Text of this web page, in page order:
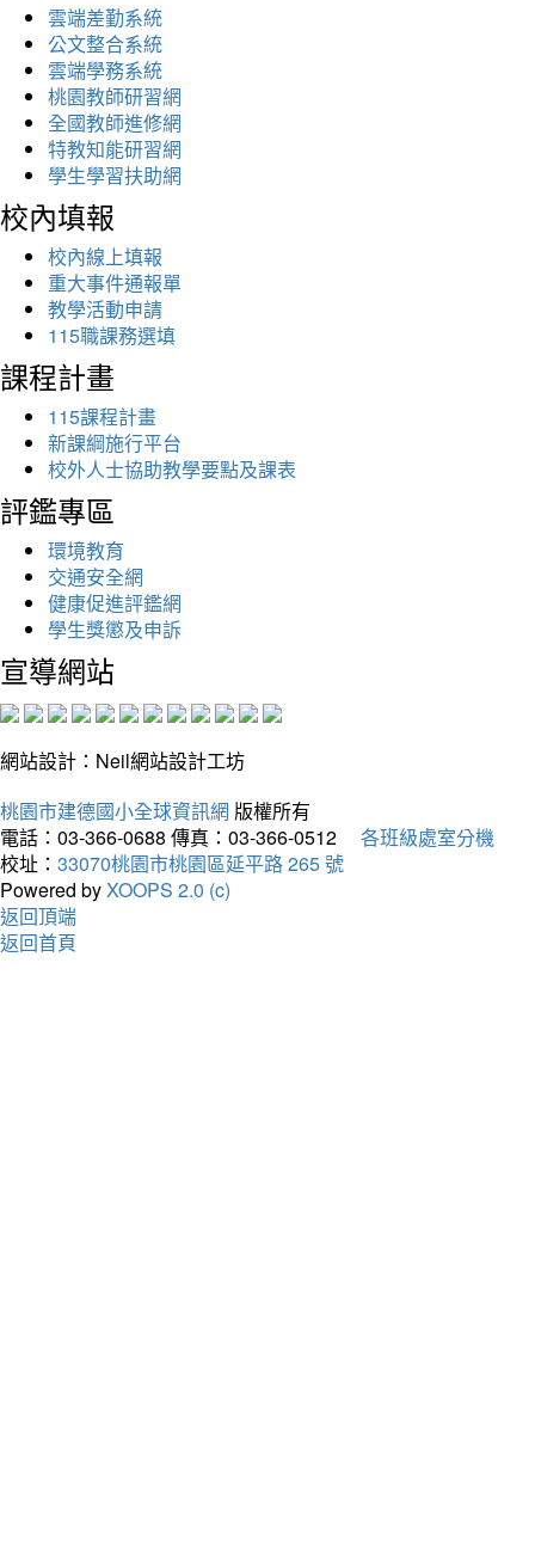
雲端差勤系統
公文整合系統
雲端學務系統
桃園教師研習網
全國教師進修網
特教知能研習網
學生學習扶助網
校內填報
校內線上填報
重大事件通報單
教學活動申請
115職課務選填
課程計畫
115課程計畫
新課綱施行平台
校外人士協助教學要點及課表
評鑑專區
環境教育
交通安全網
健康促進評鑑網
學生獎懲及申訴
宣導網站
網站設計：Neil網站設計工坊
桃園市建德國小全球資訊網 版權所有
電話：03-366-0688 傳真：03-366-0512
各班級處室分機
校址： 33070桃園市桃園區延平路 265 號
Powered byXOOPS 2.0 (c)
返回頂端
返回首頁